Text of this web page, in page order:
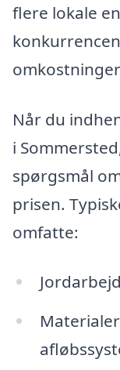
flere lokale
Når du
i
spørgsmål
prisen.
omfatte: